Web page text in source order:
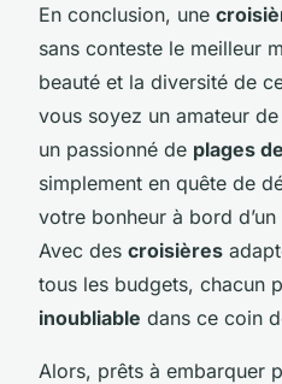
En conclusion, une
sans conteste le meilleur
beauté et la diversité de
vous soyez un amateur de
un passionné de plages
simplement en quête de
votre bonheur à bord d’un
Avec des croisières
tous les budgets, chacun
inoubliable dans ce coin
Alors, prêts à embarquer